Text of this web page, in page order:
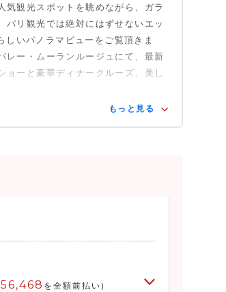
気観光スポットを眺めながら、ガラ
パリ観光では絶対にはずせないエッ
いパノラマビューをご覧頂きま
レー・ムーランルージュにて、最新
ョーと豪華ディナークルーズ、美し
もっと見る
を全額前払い)